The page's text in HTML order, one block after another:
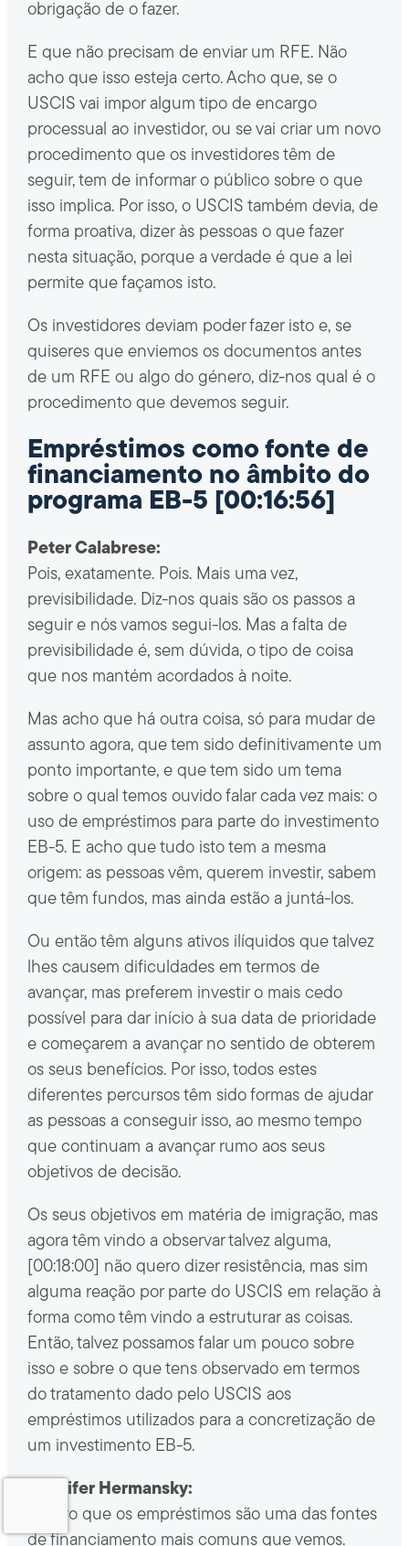
obrigação de o fazer.
E que não precisam de enviar um RFE. Não
acho que isso esteja certo. Acho que, se o
USCIS vai impor algum tipo de encargo
processual ao investidor, ou se vai criar um novo
procedimento que os investidores têm de
seguir, tem de informar o público sobre o que
isso implica. Por isso, o USCIS também devia, de
forma proativa, dizer às pessoas o que fazer
nesta situação, porque a verdade é que a lei
permite que façamos isto.
Os investidores deviam poder fazer isto e, se
quiseres que enviemos os documentos antes
de um RFE ou algo do género, diz-nos qual é o
procedimento que devemos seguir.
Empréstimos como fonte de
financiamento no âmbito do
programa EB-5 [00:16:56]
Peter Calabrese:
Pois, exatamente. Pois. Mais uma vez,
previsibilidade. Diz-nos quais são os passos a
seguir e nós vamos segui-los. Mas a falta de
previsibilidade é, sem dúvida, o tipo de coisa
que nos mantém acordados à noite.
Mas acho que há outra coisa, só para mudar de
assunto agora, que tem sido definitivamente um
ponto importante, e que tem sido um tema
sobre o qual temos ouvido falar cada vez mais: o
uso de empréstimos para parte do investimento
EB-5. E acho que tudo isto tem a mesma
origem: as pessoas vêm, querem investir, sabem
que têm fundos, mas ainda estão a juntá-los.
Ou então têm alguns ativos ilíquidos que talvez
lhes causem dificuldades em termos de
avançar, mas preferem investir o mais cedo
possível para dar início à sua data de prioridade
e começarem a avançar no sentido de obterem
os seus benefícios. Por isso, todos estes
diferentes percursos têm sido formas de ajudar
as pessoas a conseguir isso, ao mesmo tempo
que continuam a avançar rumo aos seus
objetivos de decisão.
Os seus objetivos em matéria de imigração, mas
agora têm vindo a observar talvez alguma,
[00:18:00] não quero dizer resistência, mas sim
alguma reação por parte do USCIS em relação à
forma como têm vindo a estruturar as coisas.
Então, talvez possamos falar um pouco sobre
isso e sobre o que tens observado em termos
do tratamento dado pelo USCIS aos
empréstimos utilizados para a concretização de
um investimento EB-5.
Jennifer Hermansky:
É claro que os empréstimos são uma das fontes
de financiamento mais comuns que vemos.